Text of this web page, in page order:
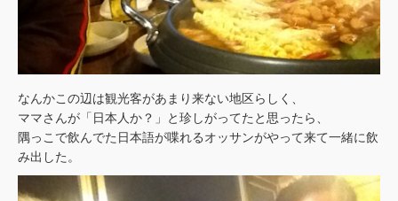
なんかこの辺は観光客があまり来ない地区らしく、
ママさんが「日本人か？」と珍しがってたと思ったら、
隅っこで飲んでた日本語が喋れるオッサンがやって来て一緒に飲
み出した。